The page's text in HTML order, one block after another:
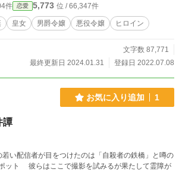
件 恋愛 5,773 位 / 66,347件
皇女 男爵令嬢 悪役令嬢 ヒロイン
文字数 87,771
最終更新日 2024.01.31
登録日 2022.07.08
お気に入り追加 1
譚
い配信者が目をつけたのは「自殺者の鉄橋」と噂の
ット 彼らはここで撮影を試みるが果たして霊障が